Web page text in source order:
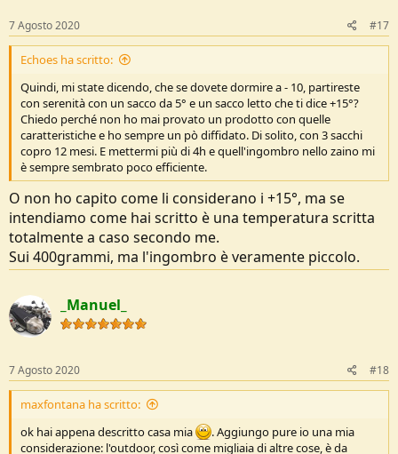
s
:
7 Agosto 2020 #17
Echoes ha scritto:
Quindi, mi state dicendo, che se dovete dormire a - 10, partireste
con serenità con un sacco da 5° e un sacco letto che ti dice +15°?
Chiedo perché non ho mai provato un prodotto con quelle
caratteristiche e ho sempre un pò diffidato. Di solito, con 3 sacchi
copro 12 mesi. E mettermi più di 4h e quell'ingombro nello zaino mi
è sempre sembrato poco efficiente.
O non ho capito come li considerano i +15°, ma se
intendiamo come hai scritto è una temperatura scritta
totalmente a caso secondo me.
Sui 400grammi, ma l'ingombro è veramente piccolo.
_Manuel_
7 Agosto 2020 #18
maxfontana ha scritto:
ok hai appena descritto casa mia
. Aggiungo pure io una mia
considerazione: l'outdoor, così come migliaia di altre cose, è da